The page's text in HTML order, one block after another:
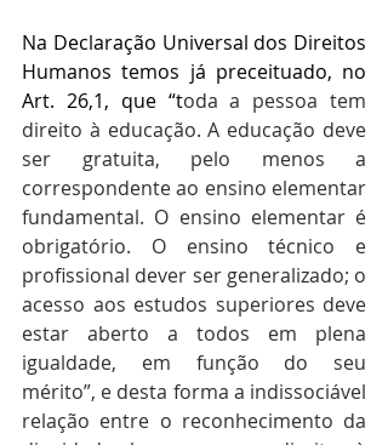
Na Declaração Universal dos Direitos
Humanos temos já preceituado, no
Art. 26,1, que “toda a pessoa tem
direito à educação. A educação deve
ser gratuita, pelo menos a
correspondente ao ensino elementar
fundamental. O ensino elementar é
obrigatório. O ensino técnico e
profissional dever ser generalizado; o
acesso aos estudos superiores deve
estar aberto a todos em plena
igualdade, em função do seu
mérito”, e desta forma a indissociável
relação entre o reconhecimento da